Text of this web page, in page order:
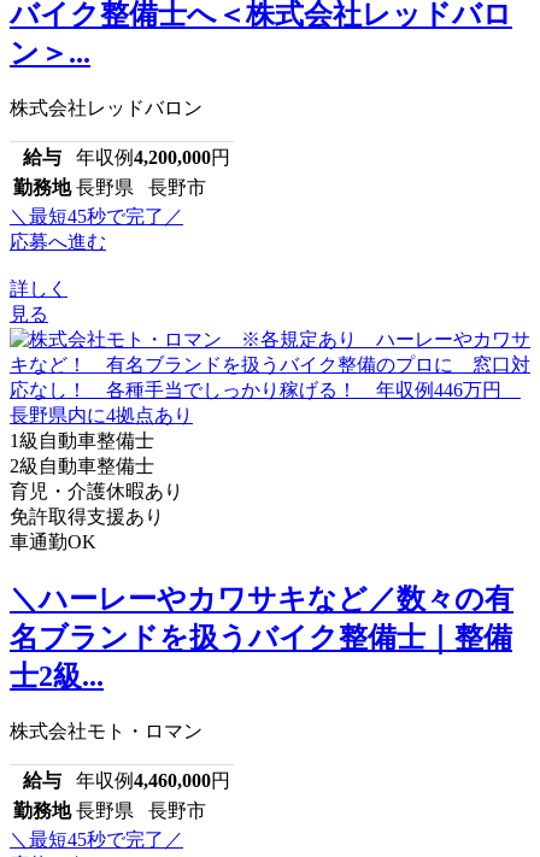
バイク整備士へ＜株式会社レッドバロ
ン＞...
株式会社レッドバロン
給与 年収例4,200,000円
勤務地 長野県 長野市
＼最短45秒で完了／
応募へ進む
詳しく
見る
1級自動車整備士
2級自動車整備士
育児・介護休暇あり
免許取得支援あり
車通勤OK
＼ハーレーやカワサキなど／数々の有
名ブランドを扱うバイク整備士｜整備
士2級...
株式会社モト・ロマン
給与 年収例4,460,000円
勤務地 長野県 長野市
＼最短45秒で完了／